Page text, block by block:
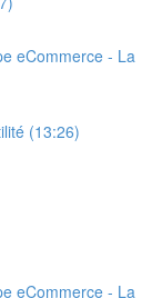
eCommerce - La
(13:26)
eCommerce - La